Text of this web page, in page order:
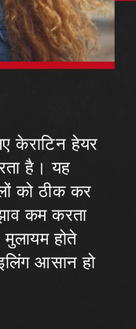
केराटिन हेयर
है। यह
को ठीक कर
कम करता
होते
आसान हो